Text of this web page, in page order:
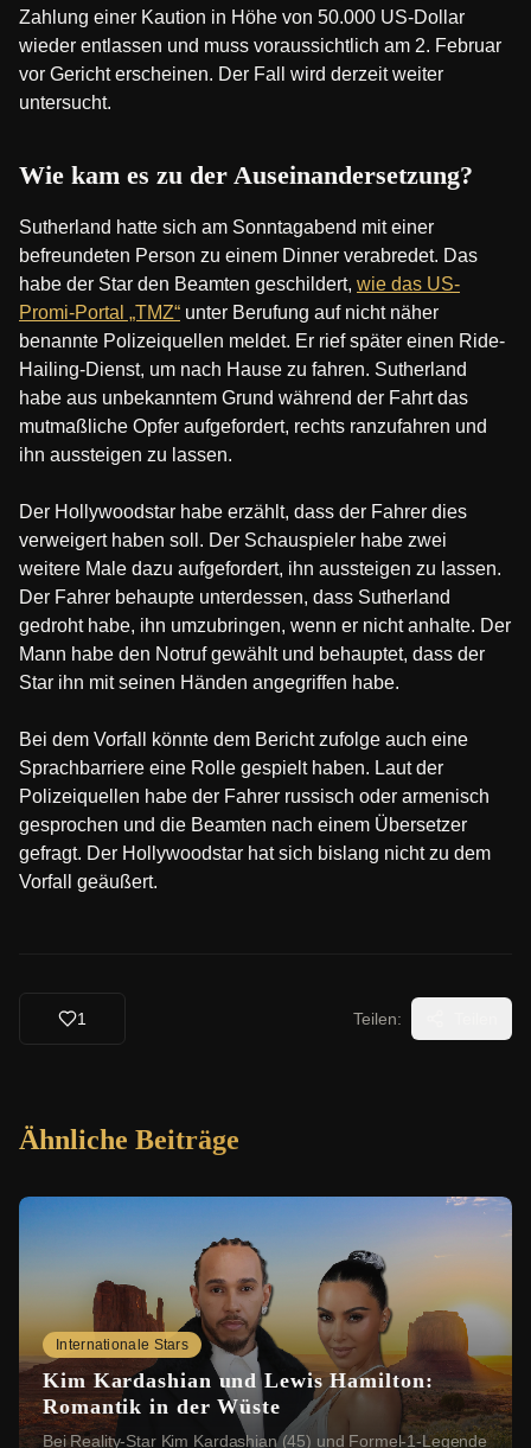
Zahlung einer Kaution in Höhe von 50.000 US-Dollar
wieder entlassen und muss voraussichtlich am 2. Februar
vor Gericht erscheinen. Der Fall wird derzeit weiter
untersucht.
Wie kam es zu der Auseinandersetzung?
Sutherland hatte sich am Sonntagabend mit einer
befreundeten Person zu einem Dinner verabredet. Das
habe der Star den Beamten geschildert, wie das US-
Promi-Portal „TMZ“ unter Berufung auf nicht näher
benannte Polizeiquellen meldet. Er rief später einen Ride-
Hailing-Dienst, um nach Hause zu fahren. Sutherland
habe aus unbekanntem Grund während der Fahrt das
mutmaßliche Opfer aufgefordert, rechts ranzufahren und
ihn aussteigen zu lassen.
Der Hollywoodstar habe erzählt, dass der Fahrer dies
verweigert haben soll. Der Schauspieler habe zwei
weitere Male dazu aufgefordert, ihn aussteigen zu lassen.
Der Fahrer behaupte unterdessen, dass Sutherland
gedroht habe, ihn umzubringen, wenn er nicht anhalte. Der
Mann habe den Notruf gewählt und behauptet, dass der
Star ihn mit seinen Händen angegriffen habe.
Bei dem Vorfall könnte dem Bericht zufolge auch eine
Sprachbarriere eine Rolle gespielt haben. Laut der
Polizeiquellen habe der Fahrer russisch oder armenisch
gesprochen und die Beamten nach einem Übersetzer
gefragt. Der Hollywoodstar hat sich bislang nicht zu dem
Vorfall geäußert.
1 Teilen:
Ähnliche Beiträge
Internationale Stars
Kim Kardashian und Lewis Hamilton:
Romantik in der Wüste
Bei Reality-Star Kim Kardashian (45) und Formel-1-Legende